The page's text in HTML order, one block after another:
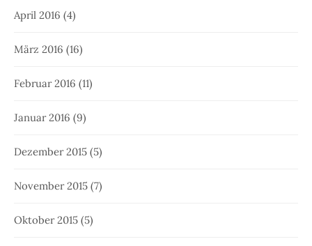
April 2016 (4)
März 2016 (16)
Februar 2016 (11)
Januar 2016 (9)
Dezember 2015 (5)
November 2015 (7)
Oktober 2015 (5)